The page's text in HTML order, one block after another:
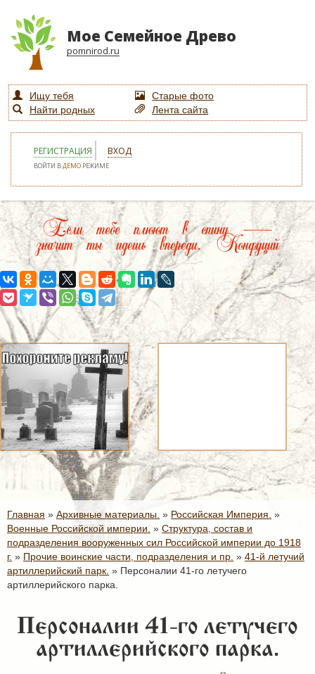
Мое Семейное Древо
pomnirod.ru
Ищу тебя
Старые фото
Найти родных
Лента сайта
РЕГИСТРАЦИЯ ВХОД
ВОЙТИ ВДЕМО РЕЖИМЕ
Если тебе плюют в спину —
значит ты идешь впереди. Конфуций
Главная » Архивные материалы. » Российская Империя. »
Военные Российской империи. » Структура, состав и
подразделения вооруженных сил Российской империи до 1918
г. » Прочие воинские части, подразделения и пр. » 41-й летучий
артиллерийский парк. » Персоналии 41-го летучего
артиллерийского парка.
Персоналии 41-го летучего
артиллерийского парка.